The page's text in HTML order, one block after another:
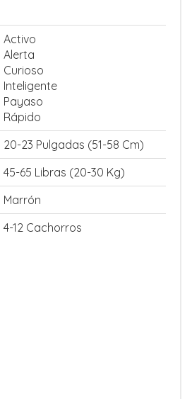
Activo
Alerta
Curioso
Inteligente
Payaso
Rápido
20-23 Pulgadas (51-58 Cm)
45-65 Libras (20-30 Kg)
Marrón
4-12 Cachorros